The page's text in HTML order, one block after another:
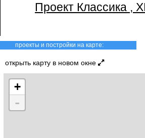
Проект Классика ,
проекты и постройки на карте:
открыть карту в новом окне
+
-